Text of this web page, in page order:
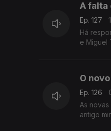
A falta
Ep. 127
Há
e Miguel
O
Ep. 126
As
antigo